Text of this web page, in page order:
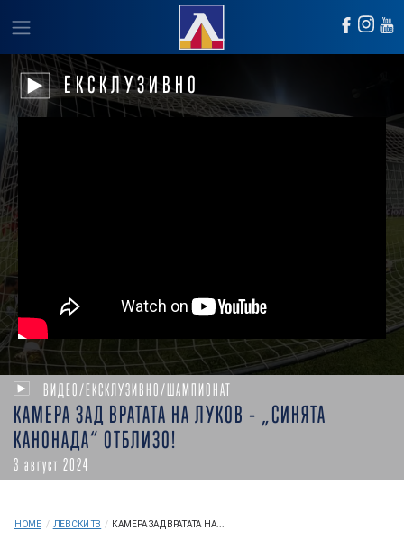
ЕКСКЛУЗИВНО
ВИДЕО/ЕКСКЛУЗИВНО/ШАМПИОНАТ
КАМЕРА ЗАД ВРАТАТА НА ЛУКОВ – „СИНЯТА
КАНОНАДА“ ОТБЛИЗО!
3 август 2024
HOME / ЛЕВСКИ ТВ / КАМЕРА ЗАД ВРАТАТА НА...